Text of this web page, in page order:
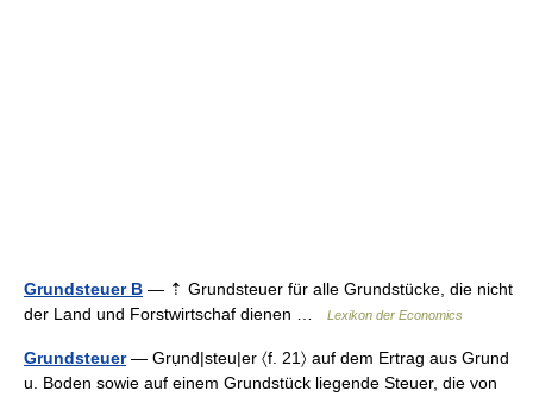
Grundsteuer B — ⇡ Grundsteuer für alle Grundstücke, die nicht
der Land und Forstwirtschaf dienen …
Lexikon der Economics
Grundsteuer— Grụnd|steu|er 〈f. 21〉 auf dem Ertrag aus Grund
u. Boden sowie auf einem Grundstück liegende Steuer, die von